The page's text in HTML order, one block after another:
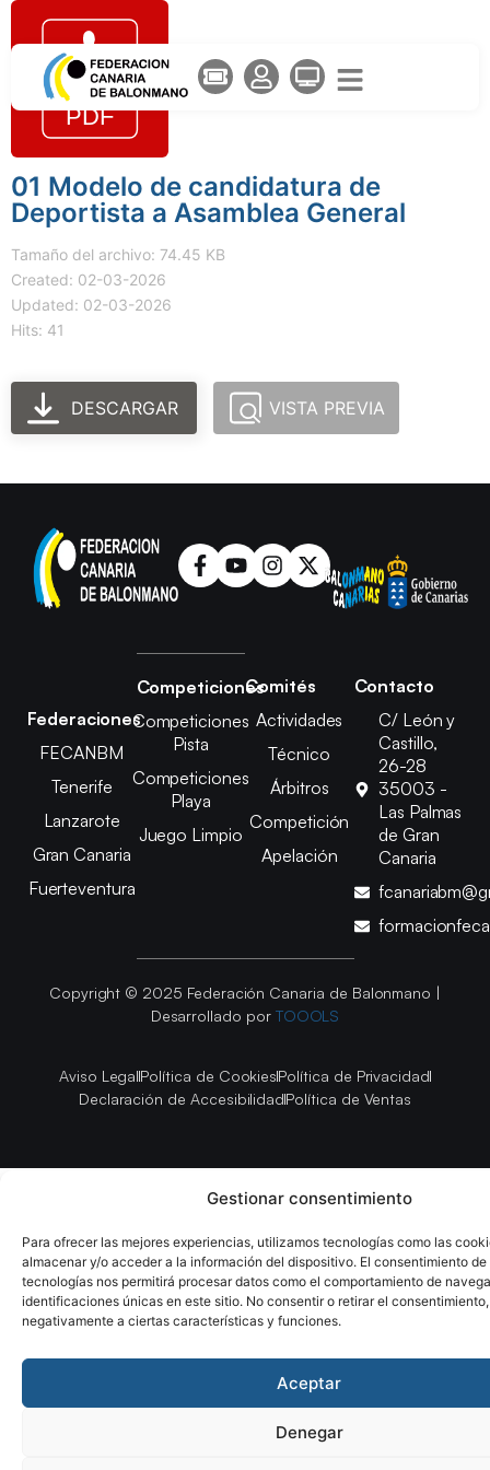
Gestionar consentimiento
Para ofrecer las mejores experiencias, utilizamos tecnologías como las
almacenar y/o acceder a la información del dispositivo. El consentimiento de
tecnologías nos permitirá procesar datos como el comportamiento de
identificaciones únicas en este sitio. No consentir o retirar el
negativamente a ciertas características y funciones.
Aceptar
Denegar
01 Modelo de candidatura de
Deportista a Asamblea General
Tamaño del archivo: 74.45 KB
Created: 02-03-2026
Updated: 02-03-2026
Hits: 41
DESCARGAR VISTA PREVIA
Federaciones
FECANBM
Tenerife
Lanzarote
Gran Canaria
Fuerteventura
Competiciones
Competiciones
Pista
Competiciones
Playa
Juego Limpio
Comités
Actividades
Técnico
Árbitros
Competición
Apelación
Contacto
C/ León y
Castillo,
26-28
35003 -
Las Palmas
de Gran
Canaria
Copyright © 2025 Federación Canaria de Balonmano |
Desarrollado por TOOOLS
Aviso LegalPolítica de CookiesPolítica de Privacidad
Declaración de AccesibilidadPolítica de Ventas